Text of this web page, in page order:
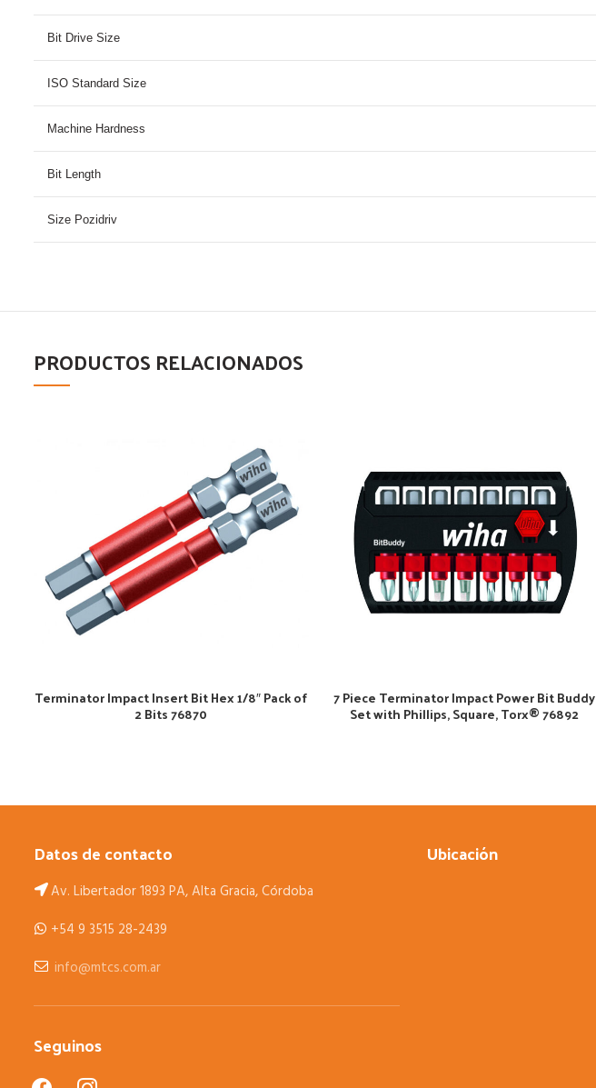
Bit Drive Size
ISO Standard Size
Machine Hardness
Bit Length
Size Pozidriv
PRODUCTOS RELACIONADOS
Terminator Impact Insert Bit Hex 1/8″ Pack of
2 Bits 76870
7 Piece Terminator Impact Power Bit Buddy
Set with Phillips, Square, Torx® 76892
Datos de contacto
Av. Libertador 1893 PA, Alta Gracia, Córdoba
+54 9 3515 28-2439
info@mtcs.com.ar
Seguinos
facebookinstagram
Ubicación